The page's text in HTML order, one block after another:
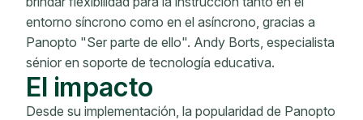
entorno síncrono como en el asíncrono, gracias a
Panopto "Ser parte de ello". Andy Borts, especialista
sénior en soporte de tecnología educativa.
El impacto
Desde su implementación, la popularidad de Panopto